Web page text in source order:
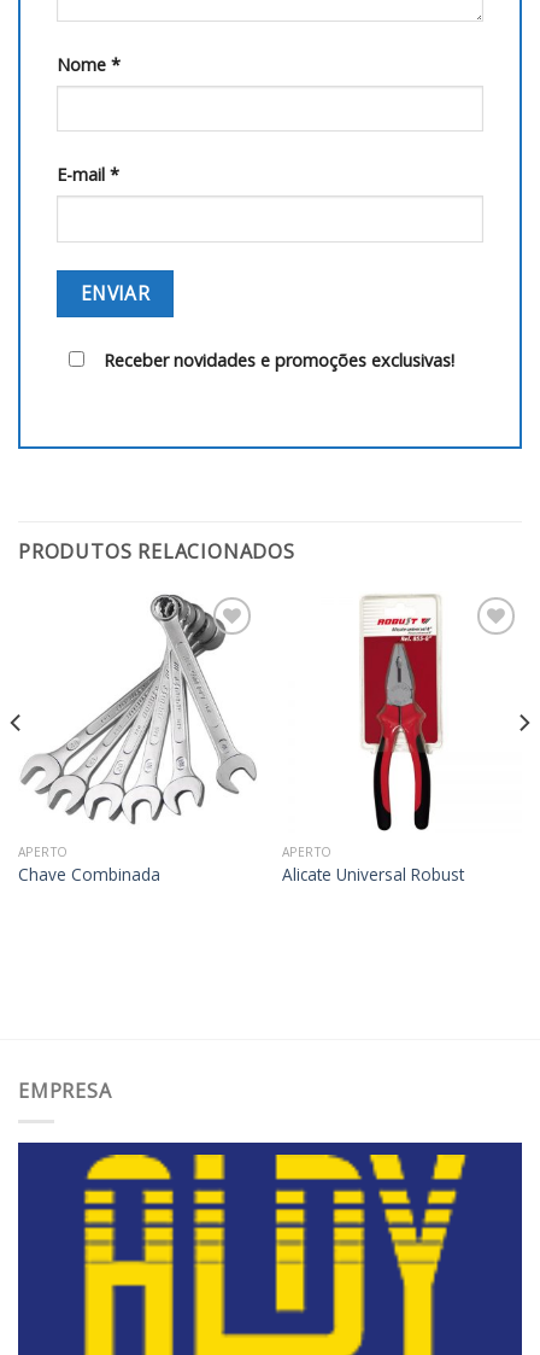
Nome *
E-mail *
Receber novidades e promoções exclusivas!
PRODUTOS RELACIONADOS
Adicionar
aos
meus
desejos
APERTO
Chave Combinada
APERTO
Alicate Universal Robust
EMPRESA